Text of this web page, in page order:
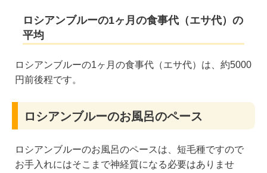
ロシアンブルーの1ヶ月の食事代（エサ代）の
平均
ロシアンブルーの1ヶ月の食事代（エサ代）は、約5000
円前後程です。
ロシアンブルーのお風呂のペース
ロシアンブルーのお風呂のペースは、短毛種ですので
お手入れにはそこまで神経質になる必要はありませ